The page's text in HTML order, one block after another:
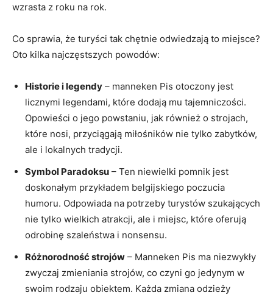
wzrasta z roku na rok.
Co sprawia, że turyści tak chętnie odwiedzają ⁢to miejsce?‌
Oto kilka najczęstszych powodów:
Historie i legendy – manneken​ Pis ‍otoczony​ jest
licznymi⁤ legendami,​ które dodają mu tajemniczości.
Opowieści o jego powstaniu, jak ⁤również ⁤o strojach,
‍które nosi, ‍przyciągają miłośników ⁣nie tylko ‌zabytków,
ale i ​lokalnych tradycji.
Symbol ‍Paradoksu – Ten niewielki pomnik jest
doskonałym przykładem‍ belgijskiego poczucia
humoru. ​Odpowiada na⁢ potrzeby turystów ​szukających
nie tylko wielkich atrakcji, ale i miejsc, które oferują‌
odrobinę szaleństwa i nonsensu.
Różnorodność strojów – Manneken Pis ma ⁣niezwykły⁢
zwyczaj zmieniania strojów, co czyni go jedynym w​
swoim‍ rodzaju obiektem. ‌Każda⁣ zmiana‌ odzieży